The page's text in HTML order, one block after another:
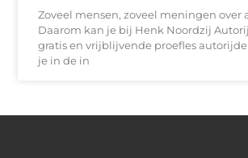
Zoveel mensen, zoveel meningen over
Daarom kan je bij Henk Noordzij
gratis en vrijblijvende proefles
je in de in